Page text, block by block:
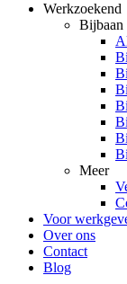
Werkzoekend
Bijbaan
Meer
Voor
Over ons
Contact
Blog